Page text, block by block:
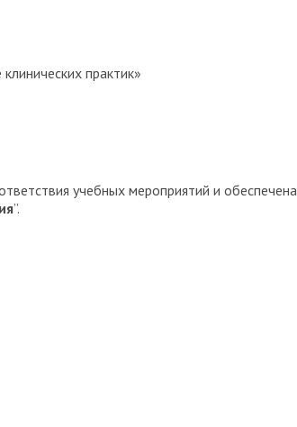
практик»
учебных мероприятий и обеспечена
”.